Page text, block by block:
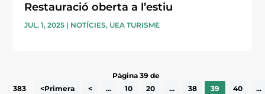
Restauració oberta a l’estiu
JUL. 1, 2025 | NOTÍCIES, UEA TURISME
Pàgina 39 de
383
<Primera < ... 10 20 ... 38 39 40 ...